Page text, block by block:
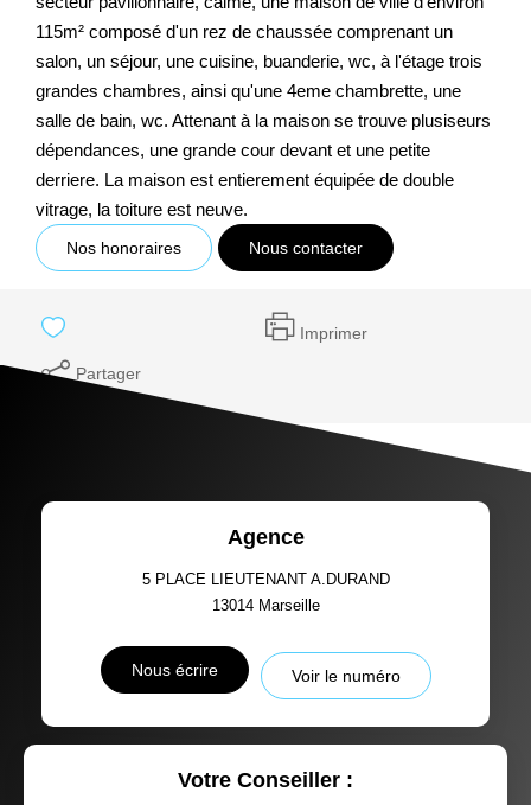
115m² composé d'un rez de chaussée comprenant un
salon, un séjour, une cuisine, buanderie, wc, à l'étage trois
grandes chambres, ainsi qu'une 4eme chambrette, une
salle de bain, wc. Attenant à la maison se trouve plusiseurs
dépendances, une grande cour devant et une petite
derriere. La maison est entierement équipée de double
vitrage, la toiture est neuve.
Nos honoraires Nous contacter
Imprimer
Partager
Agence
5 PLACE LIEUTENANT A.DURAND
13014 Marseille
Nous écrire Voir le numéro
Votre Conseiller :